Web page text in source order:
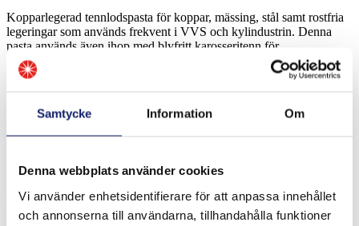
Samtycke Information Om
Denna webbplats använder cookies
Vi använder enhetsidentifierare för att anpassa innehållet
och annonserna till användarna, tillhandahålla funktioner
Kopparlegerad tennlodspasta för koppar, mässing, stål samt rostfria
legeringar som används frekvent i VVS och kylindustrin. Denna
pasta används även ihop med blyfritt karosseritenn för
karosserispa...
smältintervall mellan 230-400°C och är därför mycket användbar för
karosserispackling på bilkarosser och andra plåtdetaljer. Zinkh...